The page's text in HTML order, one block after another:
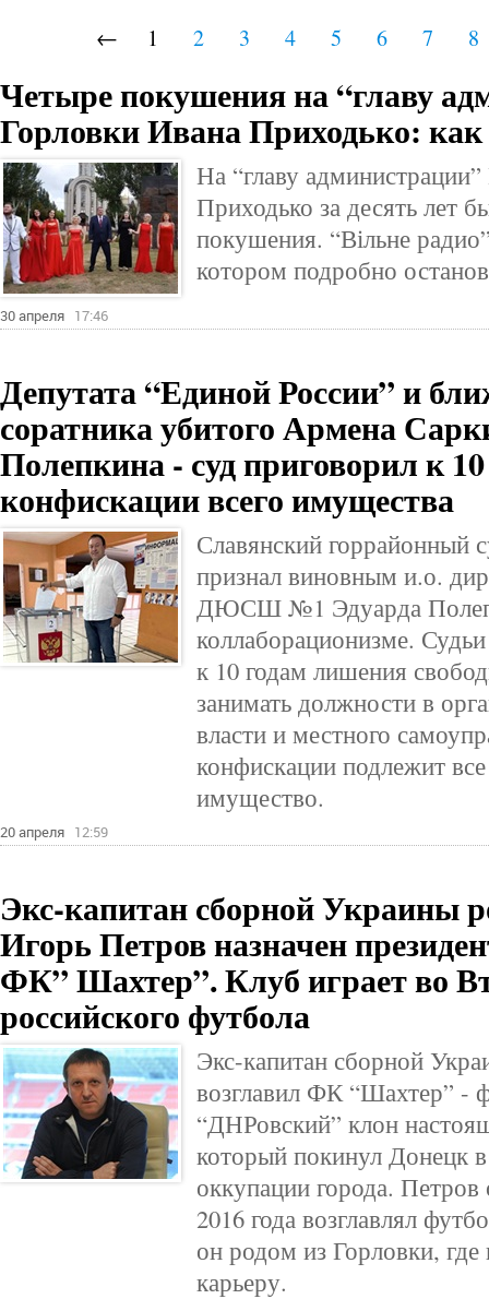
← 1 2 3 4 5 6 7 8
Четыре покушения на “главу
Горловки Ивана Приходько:
На “главу
Приходько за десять лет
покушения. “Вільне
котором подробно
30 апреля 17:46
Депутата “Единой России” и
соратника убитого Армена
Полепкина - суд приговорил к
конфискации всего имущества
Славянский горрайонный
признал виновным и.о.
ДЮСШ №1 Эдуарда
коллаборационизме.
к 10 годам лишения
занимать должности в
власти и местного
конфискации подлежит
имущество.
20 апреля 12:59
Экс-капитан сборной Украины
Игорь Петров назначен
ФК” Шахтер”. Клуб играет во
российского футбола
Экс-капитан сборной
возглавил ФК “Шахтер” -
“ДНРовский” клон
который покинул Донецк
оккупации города. Петров
2016 года возглавлял
он родом из Горловки,
карьеру.